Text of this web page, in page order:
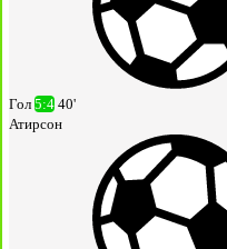
Гол 5:4 40'
Атирсон